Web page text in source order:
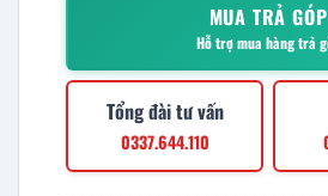
MUA TRẢ GÓP
Hỗ trợ mua hàng trả
Tổng đài tư vấn
0337.644.110